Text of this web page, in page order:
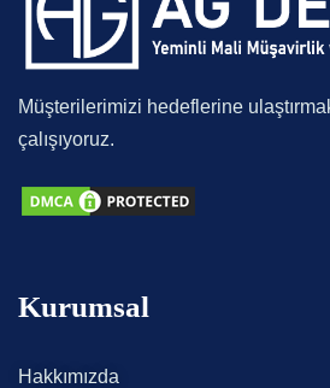
Müşterilerimizi hedeflerine
çalışıyoruz.
Kurumsal
Hakkımızda